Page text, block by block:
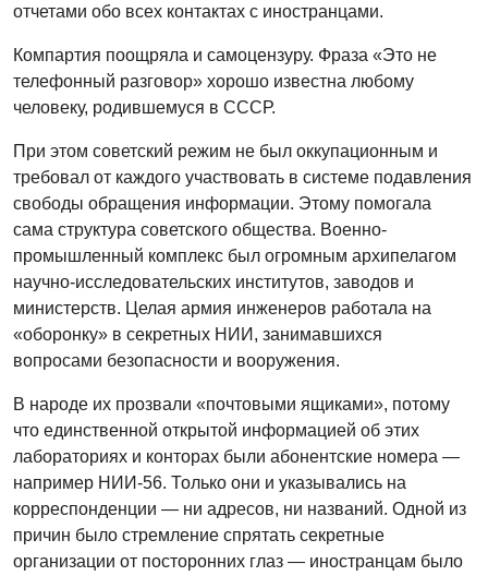
отчетами обо всех контактах с иностранцами.
Компартия поощряла и самоцензуру. Фраза «Это не
телефонный разговор» хорошо известна любому
человеку, родившемуся в СССР.
При этом советский режим не был оккупационным и
требовал от каждого участвовать в системе подавления
свободы обращения информации. Этому помогала
сама структура советского общества. Военно-
промышленный комплекс был огромным архипелагом
научно-исследовательских институтов, заводов и
министерств. Целая армия инженеров работала на
«оборонку» в секретных НИИ, занимавшихся
вопросами безопасности и вооружения.
В народе их прозвали «почтовыми ящиками», потому
что единственной открытой информацией об этих
лабораториях и конторах были абонентские номера —
например НИИ-56. Только они и указывались на
корреспонденции — ни адресов, ни названий. Одной из
причин было стремление спрятать секретные
организации от посторонних глаз — иностранцам было